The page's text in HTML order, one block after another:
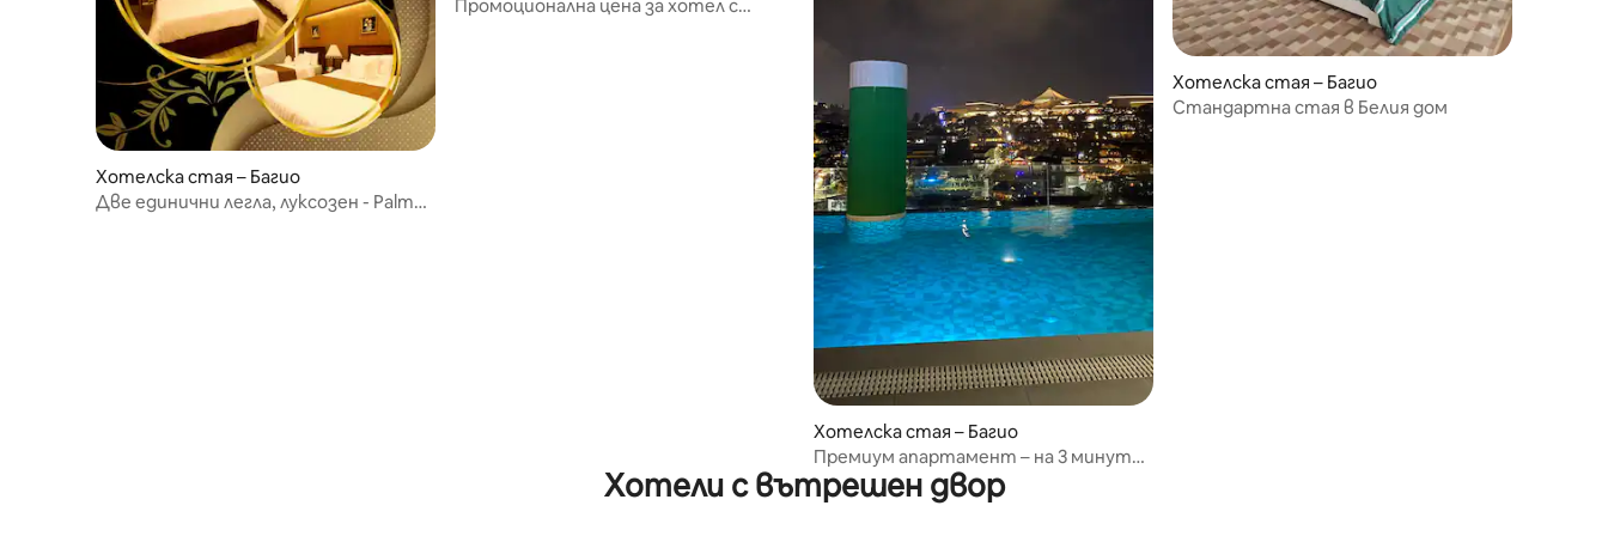
Хотелска стая – Багио
Две единични легла, луксозен - Palm
Промоционална цена за хотел с
Хотелска стая – Багио
Премиум апартамент – на 3 минути
от Sm, Session и Burnham
Хотелска стая – Багио
Стандартна стая в Белия дом
Хотели с вътрешен двор